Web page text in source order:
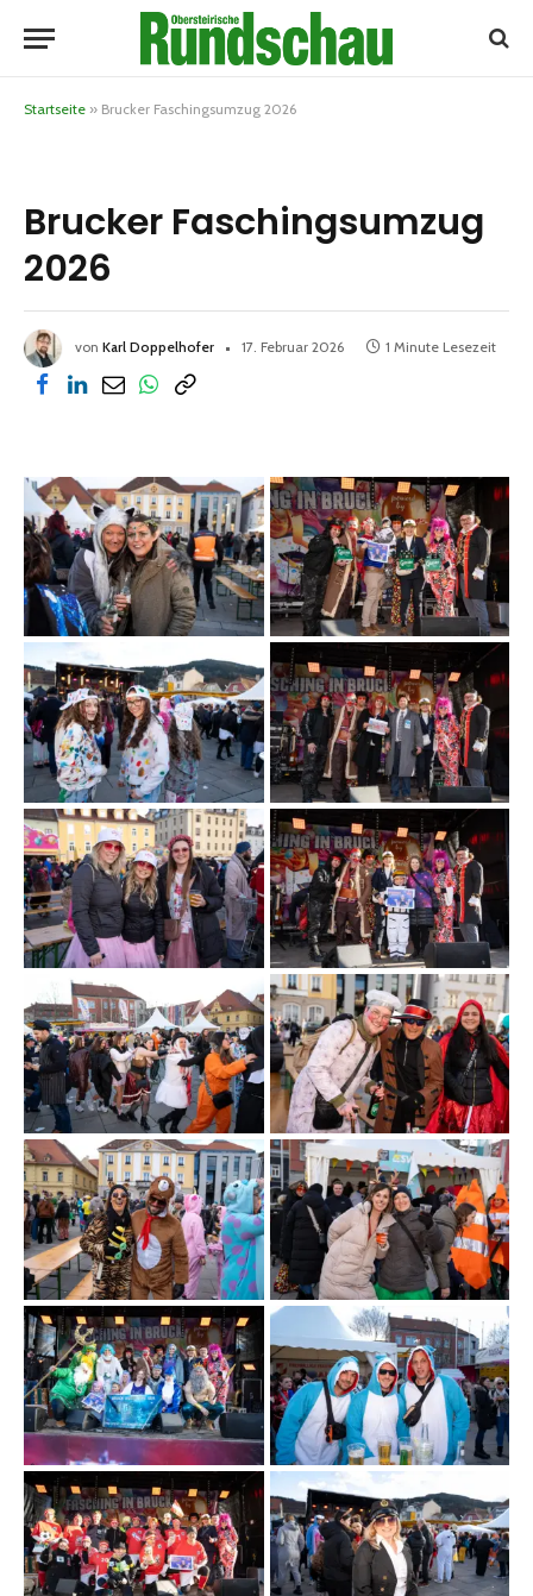
Startseite » Brucker Faschingsumzug 2026
Brucker Faschingsumzug
2026
von Karl Doppelhofer 17. Februar 2026 1 Minute Lesezeit